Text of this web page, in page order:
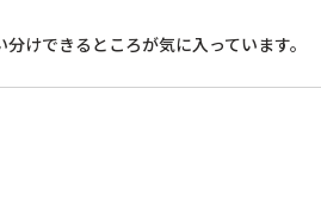
けできるところが気に入っています。